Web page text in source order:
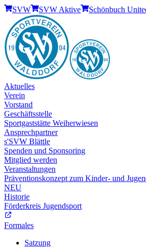
SVW SVW Aktive Schönbuch
Aktuelles
Verein
Vorstand
Geschäftsstelle
Sportgaststätte Weiherwiesen
Ansprechpartner
s'SVW Blättle
Spenden und Sponsoring
Mitglied werden
Veranstaltungen
Präventionskonzept zum Kinder- und
NEU
Historie
Förderkreis Jugendsport
Formales
Satzung